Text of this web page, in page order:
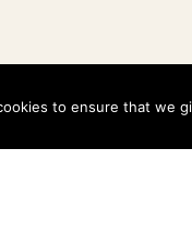
to ensure that we